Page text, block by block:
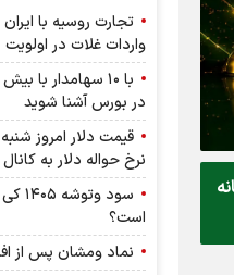
تجارت روسیه با
واردات غلات در اولویت
در بورس آشنا شوید
نرخ حواله دلار به
سود
است؟
نماد ومشان پس از